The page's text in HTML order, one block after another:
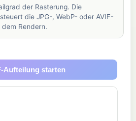
der Rasterung. Die
die JPG-, WebP- oder AVIF-
dem Rendern.
Aufteilung starten